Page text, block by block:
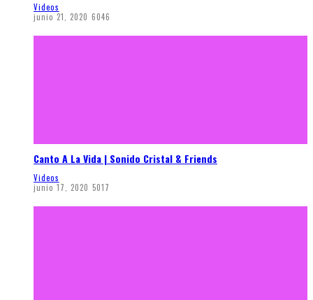
Videos
junio 21, 2020 6046
Canto A La Vida | Sonido Cristal & Friends
Videos
junio 17, 2020 5017